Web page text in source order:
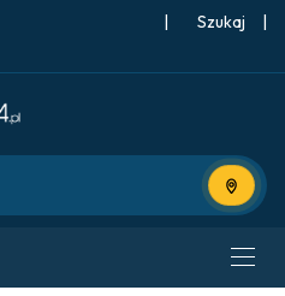
| |
Użyj